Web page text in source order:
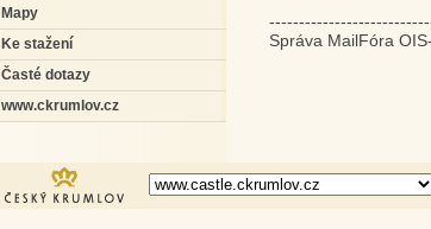
Správa MailFóra
Mapy
Ke stažení
Časté dotazy
www.ckrumlov.cz